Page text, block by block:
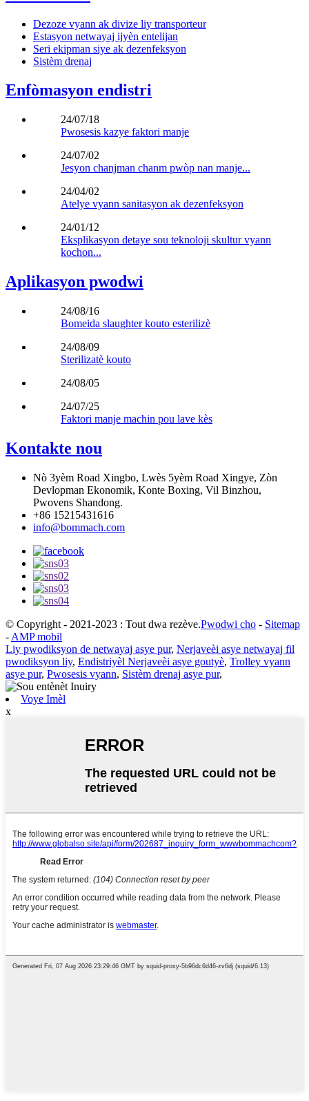
Dezoze vyann ak divize liy transporteur
Estasyon netwayaj ijyèn entelijan
Seri ekipman siye ak dezenfeksyon
Sistèm drenaj
Enfòmasyon endistri
24/07/18
Pwosesis kazye faktori manje
24/07/02
Jesyon chanjman chanm pwòp nan manje...
24/04/02
Atelye vyann sanitasyon ak dezenfeksyon
24/01/12
Eksplikasyon detaye sou teknoloji skultur vyann
kochon...
Aplikasyon pwodwi
24/08/16
Bomeida slaughter kouto esterilizè
24/08/09
Sterilizatè kouto
24/08/05
24/07/25
Faktori manje machin pou lave kès
Kontakte nou
Nò 3yèm Road Xingbo, Lwès 5yèm Road Xingye, Zòn
Devlopman Ekonomik, Konte Boxing, Vil Binzhou,
Pwovens Shandong.
+86 15215431616
info@bommach.com
© Copyright - 2021-2023 : Tout dwa rezève.Pwodwi cho - Sitemap
- AMP mobil
Liy pwodiksyon de netwayaj asye pur, Nerjaveèi asye netwayaj fil
pwodiksyon liy, Endistriyèl Nerjaveèi asye goutyè, Trolley vyann
asye pur, Pwosesis vyann, Sistèm drenaj asye pur,
Voye Imèl
x